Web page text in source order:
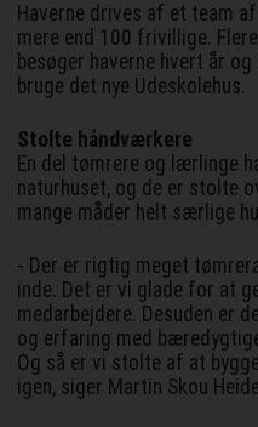
Haverne drives af et team
mere end 100 frivillige.
besøger haverne hvert år
bruge det nye Udeskolehus.
Stolte håndværkere
En del tømrere og lærlinge
naturhuset, og de er stolte
mange måder helt særlige
- Der er rigtig meget
inde. Det er vi glade for at
medarbejdere. Desuden er
og erfaring med
Og så er vi stolte af at
igen, siger Martin Skou